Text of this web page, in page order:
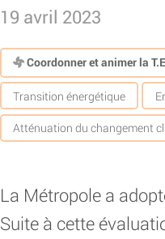
19 avril 2023
Coordonner et animer la
Transition énergétique
Atténuation du changement
La Métropole a
Suite à cette